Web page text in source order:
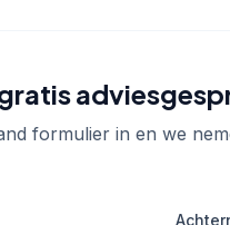
formulier in en we